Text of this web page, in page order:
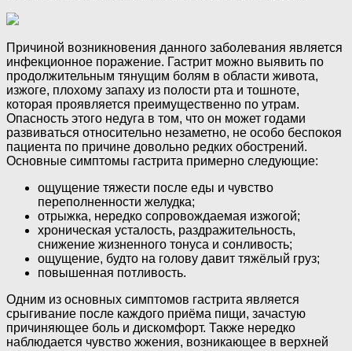
Причиной возникновения данного заболевания является
инфекционное поражение. Гастрит можно выявить по
продолжительным тянущим болям в области живота,
изжоге, плохому запаху из полости рта и тошноте,
которая проявляется преимущественно по утрам.
Опасность этого недуга в том, что он может годами
развиваться относительно незаметно, не особо беспокоя
пациента по причине довольно редких обострений.
Основные симптомы гастрита примерно следующие:
ощущение тяжести после еды и чувство
переполненности желудка;
отрыжка, нередко сопровождаемая изжогой;
хроническая усталость, раздражительность,
снижение жизненного тонуса и сонливость;
ощущение, будто на голову давит тяжёлый груз;
повышенная потливость.
Одним из основных симптомов гастрита является
срыгивание после каждого приёма пищи, зачастую
причиняющее боль и дискомфорт. Также нередко
наблюдается чувство жжения, возникающее в верхней